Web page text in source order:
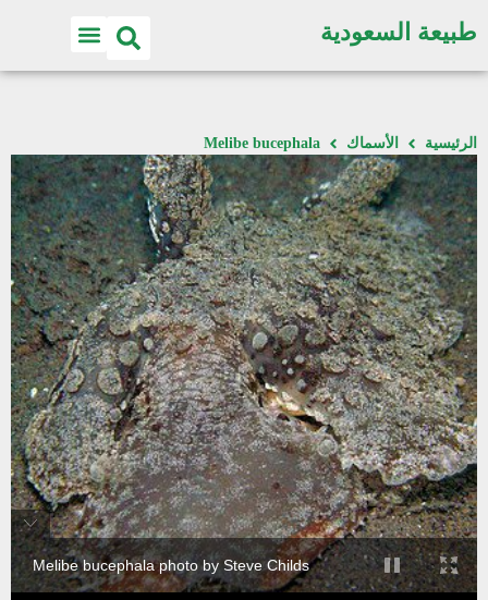
طبيعة السعودية
الرئيسية الأسماك Melibe bucephala
Melibe bucephala photo by Steve Childs